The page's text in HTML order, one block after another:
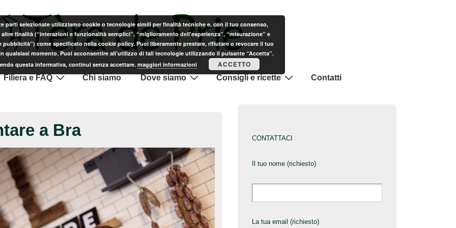
Filiera e FAQ Chi siamo Dove siamo Consigli e ricette Contatti
a Bra CONTATTACI
Il tuo nome (richiesto)
La tua email (richiesto)
parti selezionate utilizziamo cookie o tecnologie simili per finalità tecniche e, con il tuo consenso,
altre finalità (“interazioni e funzionalità semplici”, “miglioramento dell'esperienza”, “misurazione” e
pubblicità”) come specificato nella cookie policy. Puoi liberamente prestare, rifiutare o revocare il tuo
qualsiasi momento. Puoi acconsentire all’utilizzo di tali tecnologie utilizzando il pulsante “Accetta”.
questa informativa, continui senza accettare.maggiori informazioni ACCETTO